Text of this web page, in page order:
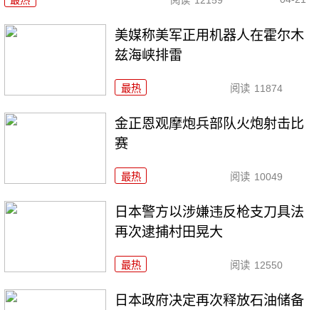
美媒称美军正用机器人在霍尔木
兹海峡排雷
最热 阅读 11874
金正恩观摩炮兵部队火炮射击比
赛
最热 阅读 10049
日本警方以涉嫌违反枪支刀具法
再次逮捕村田晃大
最热 阅读 12550
日本政府决定再次释放石油储备